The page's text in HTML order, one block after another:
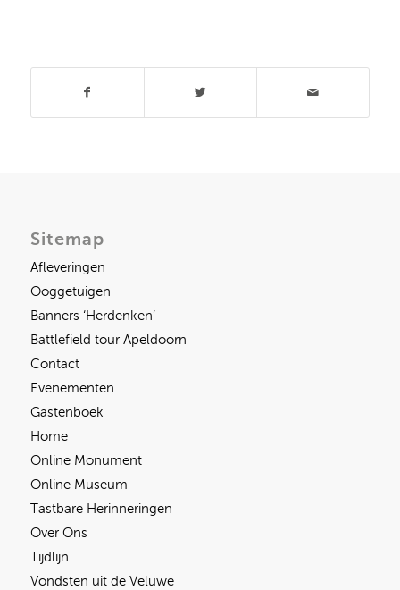
Sitemap
Afleveringen
Ooggetuigen
Banners ‘Herdenken’
Battlefield tour Apeldoorn
Contact
Evenementen
Gastenboek
Home
Online Monument
Online Museum
Tastbare Herinneringen
Over Ons
Tijdlijn
Vondsten uit de Veluwe